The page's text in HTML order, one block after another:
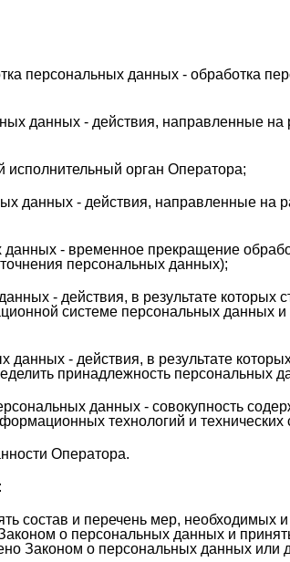
персональных данных - обработка
данных - действия, направленные
исполнительный орган Оператора;
данных - действия, направленные на
данных - временное прекращение
персональных данных);
- действия, в результате
системе персональных данных и
данных - действия, в результате
принадлежность персональных
данных - совокупность
технологий и технических
Оператора.
состав и перечень мер, необходимых
о персональных данных и
Законом о персональных данных